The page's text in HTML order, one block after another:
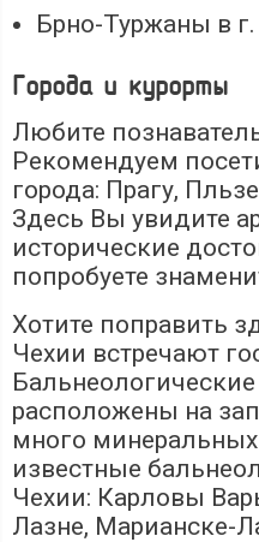
Брно-Туржаны в
Города и курорты
Любите
Рекомендуем
города: Прагу,
Здесь Вы увидите
исторические
попробуете
Хотите поправить
Чехии встречают
расположены на
много
известные
Чехии: Карловы
Лазне, Марианске-